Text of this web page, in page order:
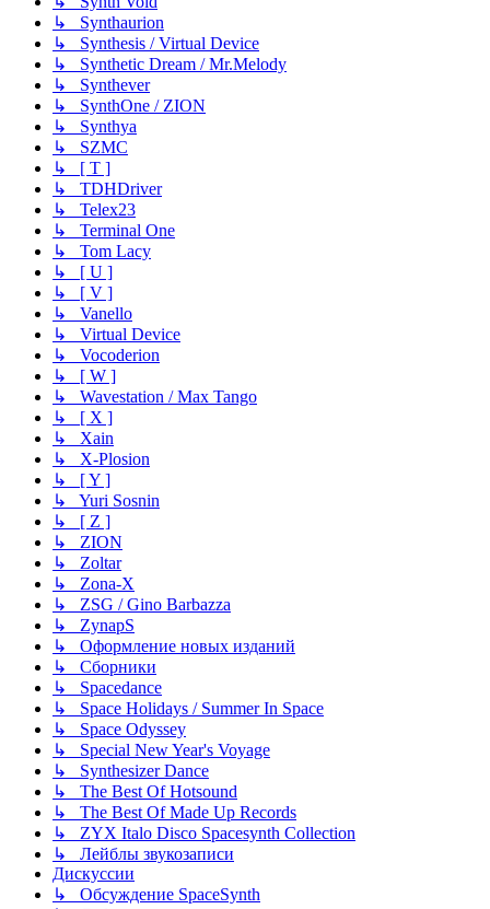
↳ Synthaurion
↳ Synthesis / Virtual Device
↳ Synthetic Dream / Mr.Melody
↳ Synthever
↳ SynthOne / ZION
↳ Synthya
↳ SZMC
↳ [ T ]
↳ TDHDriver
↳ Telex23
↳ Terminal One
↳ Tom Lacy
↳ [ U ]
↳ [ V ]
↳ Vanello
↳ Virtual Device
↳ Vocoderion
↳ [ W ]
↳ Wavestation / Max Tango
↳ [ X ]
↳ Xain
↳ X-Plosion
↳ [ Y ]
↳ Yuri Sosnin
↳ [ Z ]
↳ ZION
↳ Zoltar
↳ Zona-X
↳ ZSG / Gino Barbazza
↳ ZynapS
↳ Оформление новых изданий
↳ Сборники
↳ Spacedance
↳ Space Holidays / Summer In Space
↳ Space Odyssey
↳ Special New Year's Voyage
↳ Synthesizer Dance
↳ The Best Of Hotsound
↳ The Best Of Made Up Records
↳ ZYX Italo Disco Spacesynth Collection
↳ Лейблы звукозаписи
Дискуссии
↳ Обсуждение SpaceSynth